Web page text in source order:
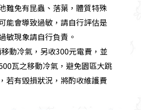
難免有昆蟲、落葉，體質特殊
能會導致過敏，請自行評估是
敏現象請自行負責。
動冷氣，另收300元電費，並
瓦之移動冷氣，避免園區大跳
若有毀損狀況，將酌收維護費